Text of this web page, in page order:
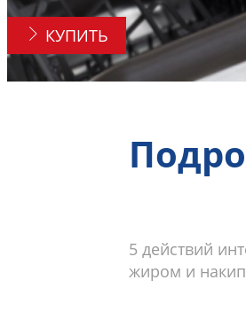
КУПИТЬ
5 действий
жиром и